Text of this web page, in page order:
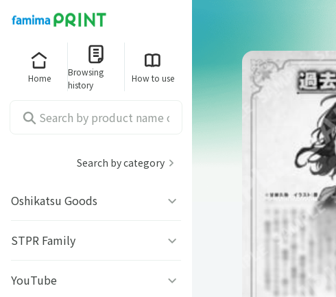
Home
Browsing
history
How to use
Search by category
Oshikatsu Goods
うちわシール
ファミッペ
STPR Family
AMPTAKｘCOLORS
YouTube